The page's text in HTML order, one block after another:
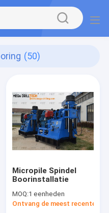
(50)
Micropile Spindel
Boorinstallatie
MOQ:1 eenheden
Ontvang de meest recente